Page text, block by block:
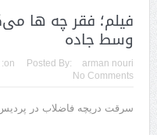
فیلم؛ فقر چه ها
وسط جاده
Posted By: arman nouri
on:
No Comments
سرقت دریچه فاضلاب در